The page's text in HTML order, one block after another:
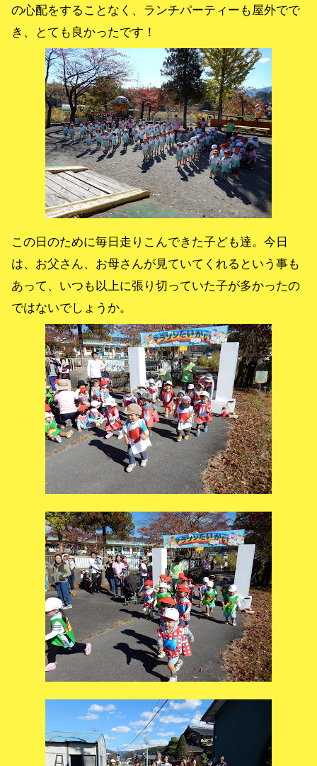
の心配をすることなく、ランチパーティーも屋外でで
き、とても良かったです！
この日のために毎日走りこんできた子ども達。今日
は、お父さん、お母さんが見ていてくれるという事も
あって、いつも以上に張り切っていた子が多かったの
ではないでしょうか。